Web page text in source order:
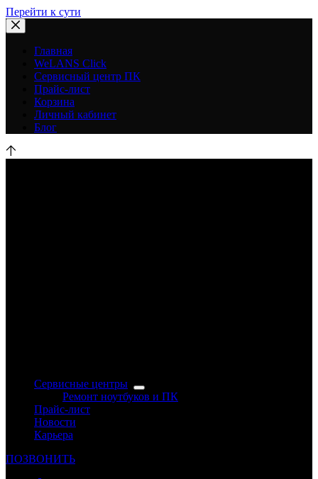
Перейти к сути
Главная
WeLANS Click
Сервисный центр ПК
Прайс-лист
Корзина
Личный кабинет
Блог
Сервисные центры
Ремонт ноутбуков и ПК
Прайс-лист
Новости
Карьера
ПОЗВОНИТЬ